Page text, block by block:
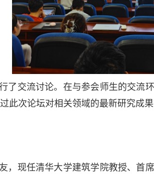
了交流讨论。在与参会师生的交流
此次论坛对相关领域的最新研究成
，现任清华大学建筑学院教授、首